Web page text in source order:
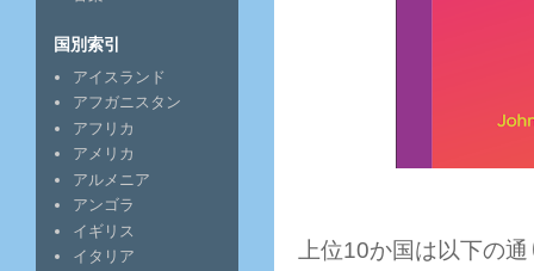
上位10か国は以下の
国別索引
アイスランド
アフガニスタン
アフリカ
アメリカ
アルメニア
アンゴラ
イギリス
イタリア